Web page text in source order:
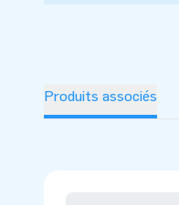
Produits associés